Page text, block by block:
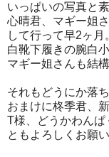
いっぱいの写真と
心晴君、マギー姐
して行って早2ヶ月
白靴下履きの腕白
マギー姐さんも結
それもどうにか落
おまけに柊季君、
T様、どうかわん
ともよろしくお願